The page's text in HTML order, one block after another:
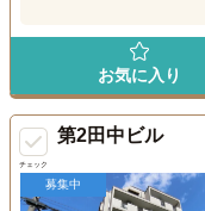
お気に入り
チェック
第2田中ビル
募集中